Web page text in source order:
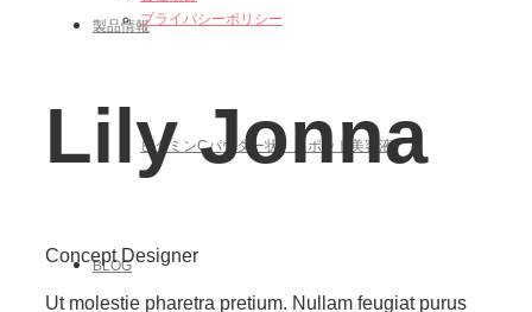
製品情報
ビタミンCパウダー状 スポット美容液
BLOG
プライバシーポリシー
Lily Jonna
Concept Designer
Ut molestie pharetra pretium. Nullam feugiat purus